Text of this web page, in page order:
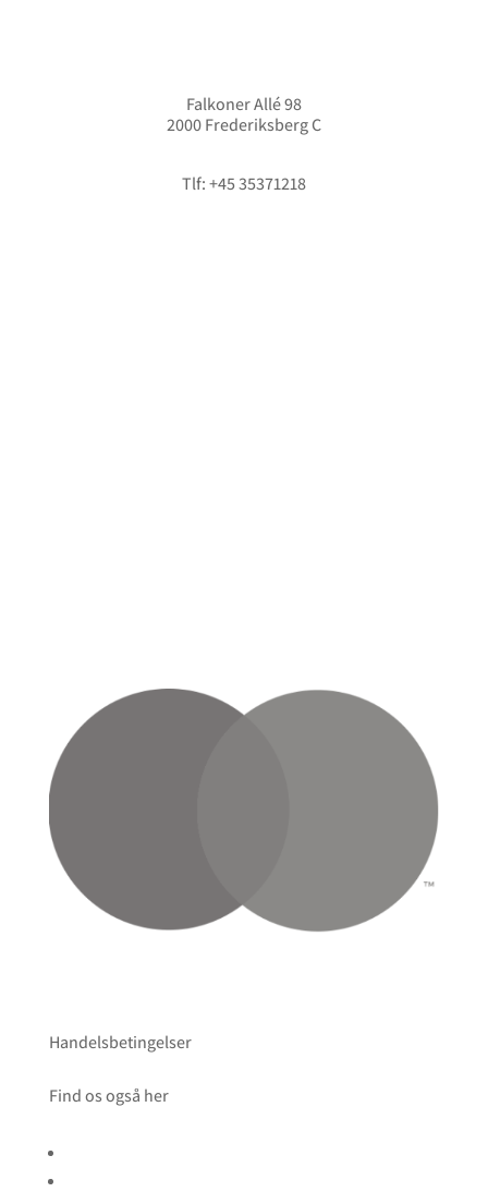
Falkoner Allé 98
2000 Frederiksberg C
Tlf: +45 35371218
Handelsbetingelser
Find os også her